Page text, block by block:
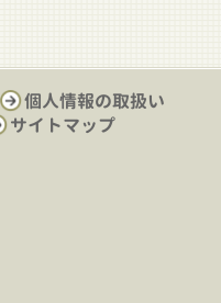
個人情報の取扱い
サイトマップ